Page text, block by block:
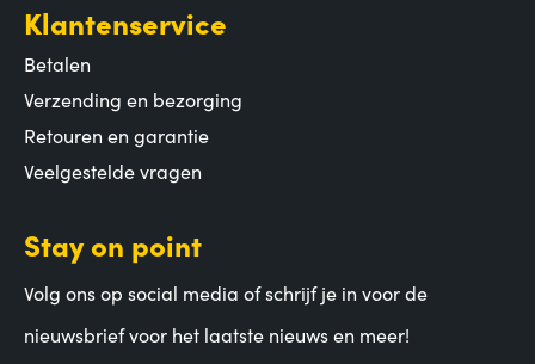
Klantenservice
Betalen
Verzending en bezorging
Retouren en garantie
Veelgestelde vragen
Stay on point
Volg ons op social media of schrijf je in voor de
nieuwsbrief voor het laatste nieuws en meer!